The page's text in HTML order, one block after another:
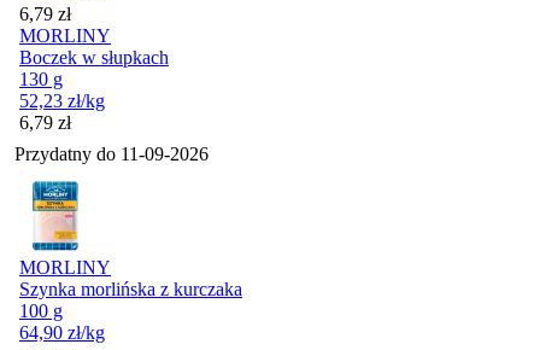
Cena
6,79 zł
MORLINY
Boczek w słupkach
130 g
52,23 zł/kg
Cena
6,79 zł
Przydatny do 11-09-2026
MORLINY
Szynka morlińska z kurczaka
100 g
64,90 zł/kg